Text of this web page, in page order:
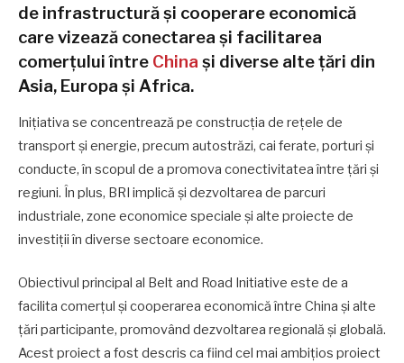
de infrastructură și cooperare economică
care vizează conectarea și facilitarea
comerțului între China și diverse alte țări din
Asia, Europa și Africa.
Inițiativa se concentrează pe construcția de rețele de
transport și energie, precum autostrăzi, cai ferate, porturi și
conducte, în scopul de a promova conectivitatea între țări și
regiuni. În plus, BRI implică și dezvoltarea de parcuri
industriale, zone economice speciale și alte proiecte de
investiții în diverse sectoare economice.
Obiectivul principal al Belt and Road Initiative este de a
facilita comerțul și cooperarea economică între China și alte
țări participante, promovând dezvoltarea regională și globală.
Acest proiect a fost descris ca fiind cel mai ambițios proiect